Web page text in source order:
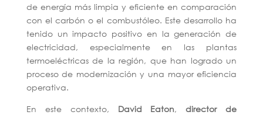
de energía más limpia y eficiente en comparación
con el carbón o el combustóleo. Este desarrollo ha
tenido un impacto positivo en la generación de
electricidad, especialmente en las plantas
termoeléctricas de la región, que han logrado un
proceso de modernización y una mayor eficiencia
operativa.
En este contexto, David Eaton,director de